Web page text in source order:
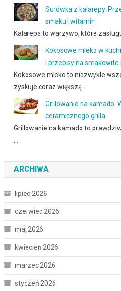
Surówka z kalarepy:
smaku i witamin
Kalarepa to warzywo, które
Kokosowe mleko w
i przepisy na smakowite
Kokosowe mleko to niezwykle
zyskuje coraz większą …
Grillowanie na kamado:
ceramicznego grilla
Grillowanie na kamado to
ARCHIWA
lipiec 2026
czerwiec 2026
maj 2026
kwiecień 2026
marzec 2026
styczeń 2026